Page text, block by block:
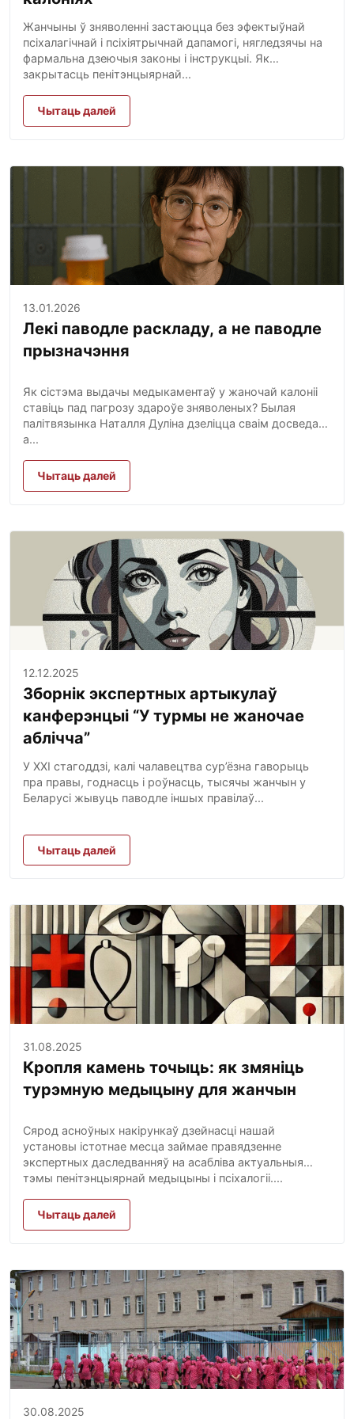
Жанчыны ў зняволенні застаюцца без эфектыўнай
псіхалагічнай і псіхіятрычнай дапамогі, нягледзячы на
фармальна дзеючыя законы і інструкцыі. Як
закрытасць пенітэнцыярнай...
Чытаць далей
13.01.2026
Лекі паводле раскладу, а не паводле
прызначэння
Як сістэма выдачы медыкаментаў у жаночай калоніі
ставіць пад пагрозу здароўе зняволеных? Былая
палітвязынка Наталля Дуліна дзеліцца сваім досведам,
а...
Чытаць далей
12.12.2025
Зборнік экспертных артыкулаў
канферэнцыі “У турмы не жаночае
аблічча”
У XXI стагоддзі, калі чалавецтва сур’ёзна гаворыць
пра правы, годнасць і роўнасць, тысячы жанчын у
Беларусі жывуць паводле іншых правілаў...
Чытаць далей
31.08.2025
Кропля камень точыць: як змяніць
турэмную медыцыну для жанчын
Сярод асноўных накірункаў дзейнасці нашай
установы істотнае месца займае правядзенне
экспертных даследванняў на асабліва актуальныя
тэмы пенітэнцыярнай медыцыны і псіхалогіі....
Чытаць далей
30.08.2025